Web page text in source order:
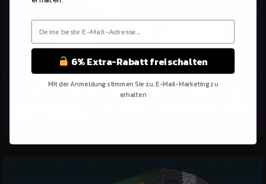
Lüfter des Intel-Rechenmoduls
Der Lüfter des Intel-Rechenmoduls verfügt über eine hervorragende
6% Extra-Rabatt freischalten
Mit der Anmeldung stimmen Sie zu, E-Mail-Marketing zu
erhalten